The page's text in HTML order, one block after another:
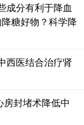
成分有利于降血
糖好物？科学降
西医结合治疗肾
封堵术降低中